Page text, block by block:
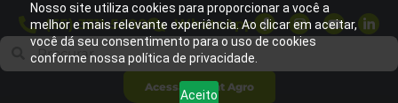
Nosso site utiliza cookies para proporcionar a você a
melhor e mais relevante experiência. Ao clicar em aceitar,
você dá seu consentimento para o uso de cookies
conforme nossa política de privacidade.
Aceito
(65) 3311-5600 WhatsApp
Acessar Econt Agro